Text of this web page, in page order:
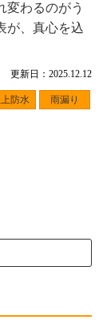
更新日：2025.12.12
防水 雨漏り
変わるのがう
が、真心を込